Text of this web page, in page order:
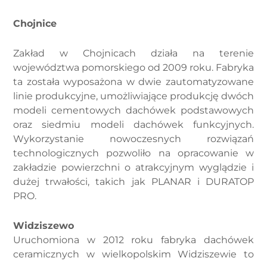
Chojnice
Zakład w Chojnicach działa na terenie
województwa pomorskiego od 2009 roku. Fabryka
ta została wyposażona w dwie zautomatyzowane
linie produkcyjne, umożliwiające produkcję dwóch
modeli cementowych dachówek podstawowych
oraz siedmiu modeli dachówek funkcyjnych.
Wykorzystanie nowoczesnych rozwiązań
technologicznych pozwoliło na opracowanie w
zakładzie powierzchni o atrakcyjnym wyglądzie i
dużej trwałości, takich jak PLANAR i DURATOP
PRO.
Widziszewo
Uruchomiona w 2012 roku fabryka dachówek
ceramicznych w wielkopolskim Widziszewie to